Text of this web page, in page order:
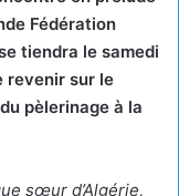
Fédération
tiendra le samedi
revenir sur le
pèlerinage à la
sœur d’Algérie,